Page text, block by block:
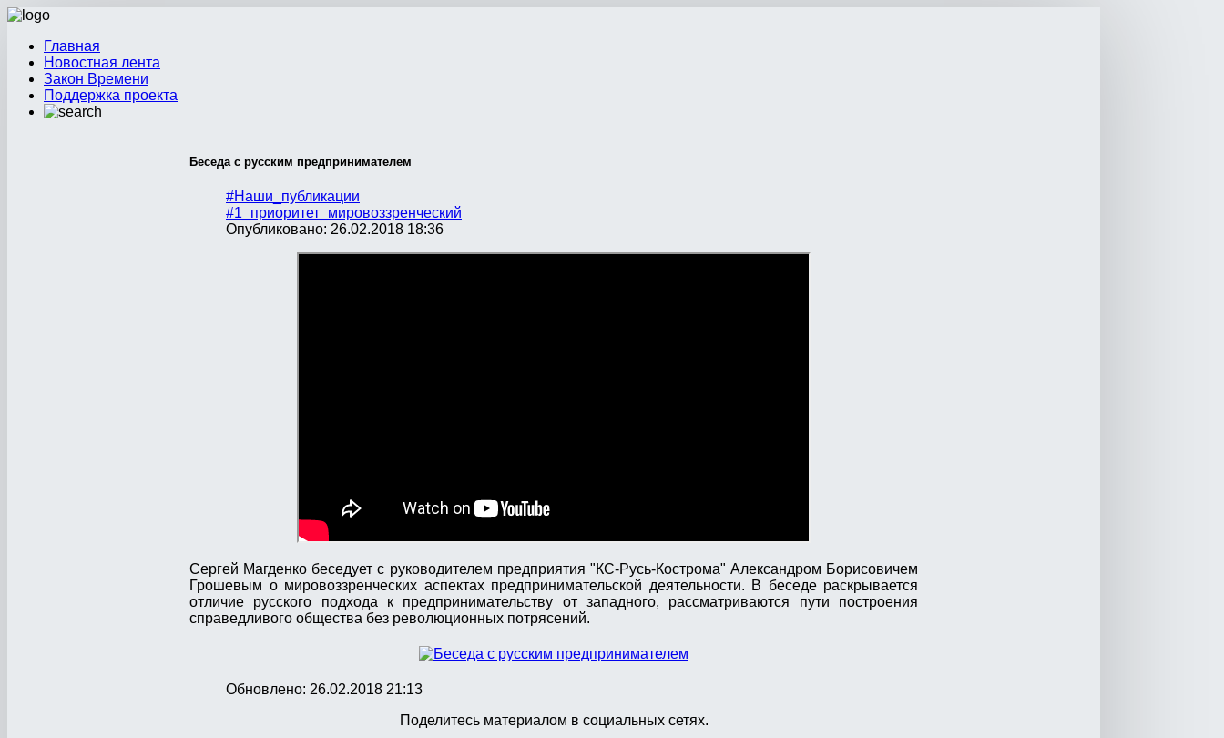
Главная
Новостная лента
Закон Времени
Поддержка проекта
Беседа с русским предпринимателем
#Наши_публикации
#1_приоритет_мировоззренческий
Опубликовано: 26.02.2018 18:36
Сергей Магденко беседует с руководителем предприятия "КС-Русь-Кострома" Александром Борисовичем
Грошевым о мировоззренческих аспектах предпринимательской деятельности. В беседе раскрывается
отличие русского подхода к предпринимательству от западного, рассматриваются пути построения
справедливого общества без революционных потрясений.
Обновлено: 26.02.2018 21:13
Поделитесь материалом в социальных сетях.